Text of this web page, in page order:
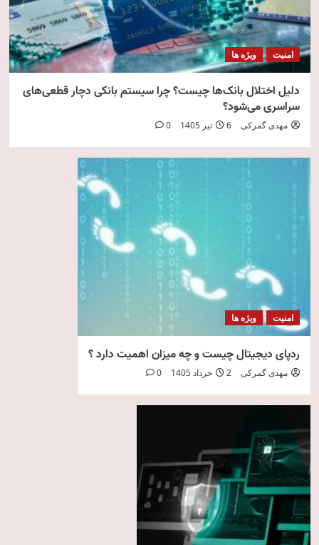
امنیت ویژه ها
دلیل اختلال بانک‌ها چیست؟ چرا سیستم بانکی دچار قطعی‌های
سراسری می‌شود؟
مهدی گمرکی 6 تیر 1405 0
امنیت ویژه ها
ردپای دیجیتال چیست و چه میزان اهمیت دارد ؟
مهدی گمرکی 2 خرداد 1405 0